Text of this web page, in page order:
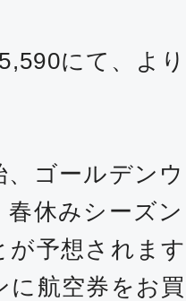
阪(関西)
東京(
通席
阪(関西)
東京(
にて、よ
、ゴールデン
春休みシーズ
が予想されま
に航空券をお